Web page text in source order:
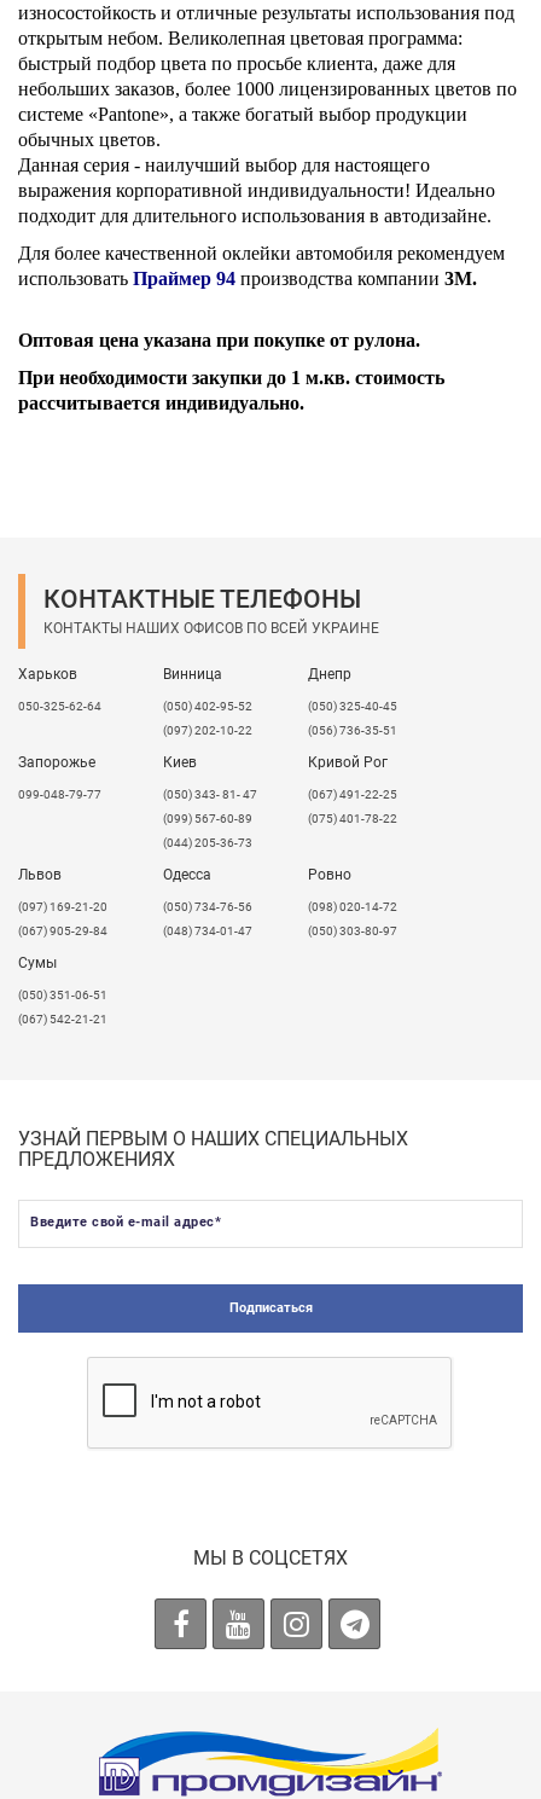
износостойкость и отличные результаты использования под
открытым небом. Великолепная цветовая программа:
быстрый подбор цвета по просьбе клиента, даже для
небольших заказов, более 1000 лицензированных цветов по
системе «Pantone», а также богатый выбор продукции
обычных цветов.
Данная серия - наилучший выбор для настоящего
выражения корпоративной индивидуальности! Идеально
подходит для длительного использования в автодизайне.
Для более качественной оклейки автомобиля рекомендуем
использовать Праймер 94 производства компании 3М.
Оптовая цена указана при покупке от рулона.
При необходимости закупки до 1 м.кв. стоимость
рассчитывается индивидуально.
КОНТАКТНЫЕ ТЕЛЕФОНЫ
КОНТАКТЫ НАШИХ ОФИСОВ ПО ВСЕЙ УКРАИНЕ
Харьков
050-325-62-64
Винница
(050) 402-95-52
(097) 202-10-22
Днепр
(050) 325-40-45
(056) 736-35-51
Запорожье
099-048-79-77
Киев
(050) 343- 81- 47
(099) 567-60-89
(044) 205-36-73
Кривой Рог
(067) 491-22-25
(075) 401-78-22
Львов
​(097) 169-21-20
(067) 905-29-84
Одесса
(050) 734-76-56
(048) 734-01-47
Ровно
(098) 020-14-72
(050) 303-80-97
Сумы
(050) 351-06-51
(067) 542-21-21
УЗНАЙ ПЕРВЫМ О НАШИХ СПЕЦИАЛЬНЫХ
ПРЕДЛОЖЕНИЯХ
Введите свой e-mail адрес*
Подписаться
МЫ В СОЦСЕТЯХ